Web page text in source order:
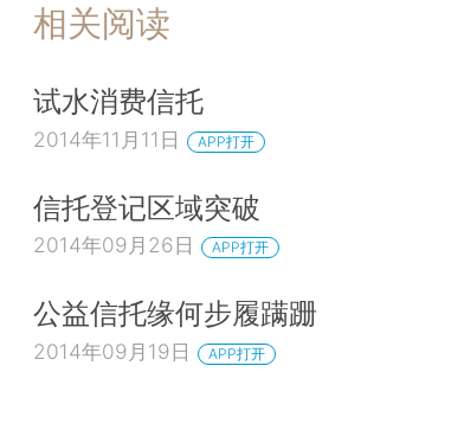
相关阅读
试水消费信托
2014年11月11日 APP打开
信托登记区域突破
2014年09月26日 APP打开
公益信托缘何步履蹒跚
2014年09月19日 APP打开